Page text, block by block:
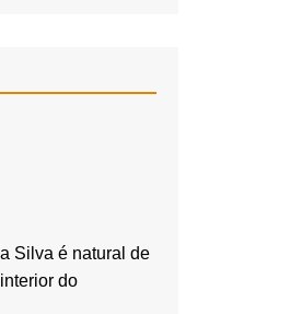
Silva é natural de
do